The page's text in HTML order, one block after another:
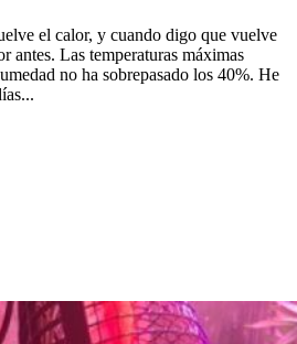
el calor, y cuando digo que vuelve
antes. Las temperaturas máximas
no ha sobrepasado los 40%. He